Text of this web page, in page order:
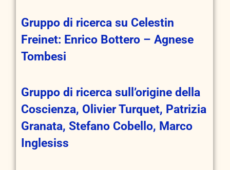
Gruppo di ricerca su Celestin
Freinet: Enrico Bottero – Agnese
Tombesi
Gruppo di ricerca sull’origine della
Coscienza, Olivier Turquet, Patrizia
Granata, Stefano Cobello, Marco
Inglesiss